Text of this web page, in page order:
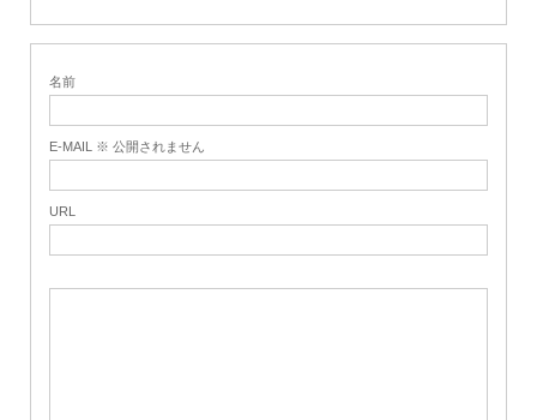
名前
E-MAIL ※ 公開されません
URL